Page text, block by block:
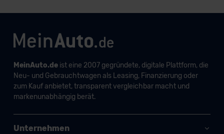
MeinAuto.deist eine 2007 gegründete, digitale Plattform, die
Neu- und Gebrauchtwagen als Leasing, Finanzierung oder
zum Kauf anbietet, transparent vergleichbar macht und
markenunabhängig berät.
Unternehmen